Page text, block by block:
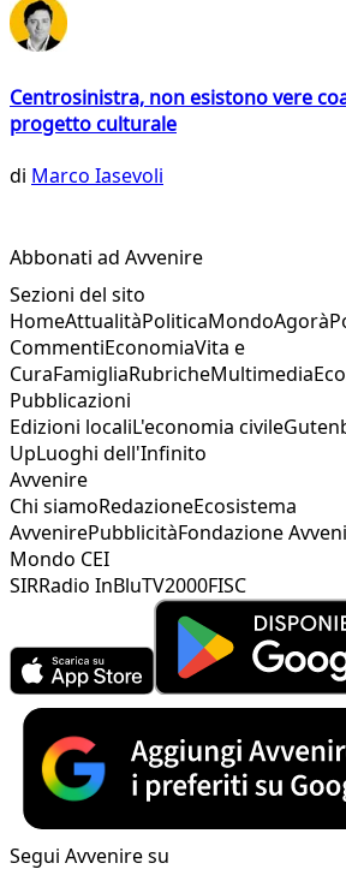
Centrosinistra, non esistono vere
progetto culturale
di Marco Iasevoli
Abbonati ad Avvenire
Sezioni del sito
HomeAttualitàPoliticaMondoAgorà
CommentiEconomiaVita e
CuraFamigliaRubricheMultimedia
Pubblicazioni
Edizioni localiL'economia civile
UpLuoghi dell'Infinito
Avvenire
Chi siamoRedazioneEcosistema
AvvenirePubblicitàFondazione
Mondo CEI
SIRRadio InBluTV2000FISC
Segui Avvenire su